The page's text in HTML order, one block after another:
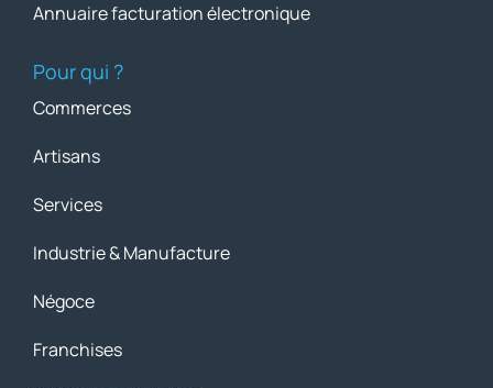
Annuaire facturation électronique
Pour qui ?
Commerces
Artisans
Services
Industrie & Manufacture
Négoce
Franchises